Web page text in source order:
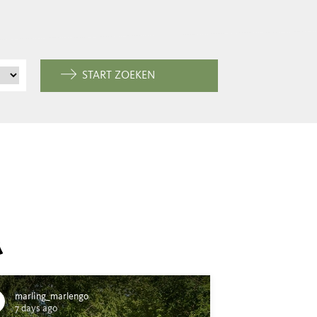
START ZOEKEN
marling_marlengo
7 days ago